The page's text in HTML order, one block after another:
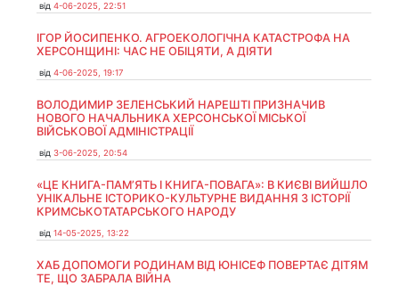
від 4-06-2025, 22:51
ІГОР ЙОСИПЕНКО. АГРОЕКОЛОГІЧНА КАТАСТРОФА НА
ХЕРСОНЩИНІ: ЧАС НЕ ОБІЦЯТИ, А ДІЯТИ
від 4-06-2025, 19:17
ВОЛОДИМИР ЗЕЛЕНСЬКИЙ НАРЕШТІ ПРИЗНАЧИВ
НОВОГО НАЧАЛЬНИКА ХЕРСОНСЬКОЇ МІСЬКОЇ
ВІЙСЬКОВОЇ АДМІНІСТРАЦІЇ
від 3-06-2025, 20:54
«ЦЕ КНИГА-ПАМ’ЯТЬ І КНИГА-ПОВАГА»: В КИЄВІ ВИЙШЛО
УНІКАЛЬНЕ ІСТОРИКО-КУЛЬТУРНЕ ВИДАННЯ З ІСТОРІЇ
КРИМСЬКОТАТАРСЬКОГО НАРОДУ
від 14-05-2025, 13:22
ХАБ ДОПОМОГИ РОДИНАМ ВІД ЮНІСЕФ ПОВЕРТАЄ ДІТЯМ
ТЕ, ЩО ЗАБРАЛА ВІЙНА